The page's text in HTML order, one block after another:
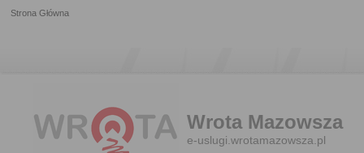
Strona Główna
Wrota Mazowsza
e-uslugi.wrotamazowsza.pl